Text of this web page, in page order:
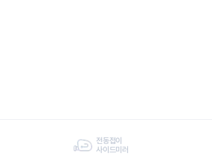
전동접이
사이드미러